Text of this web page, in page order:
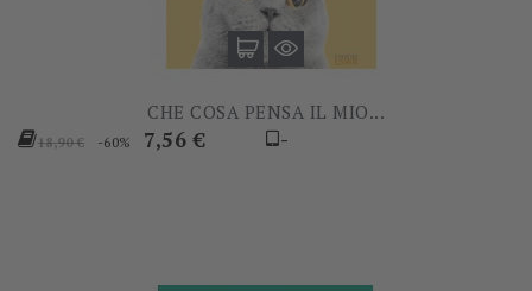
CHE COSA PENSA IL MIO...
Prezzo
18,90 € -60% Prezzo
7,56 € -